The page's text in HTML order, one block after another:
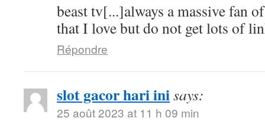
beast tv[...]always a massive fan
that I love but do not get lots of
Répondre
slot gacor hari inisays:
25 août 2023 at 11 h 09 min